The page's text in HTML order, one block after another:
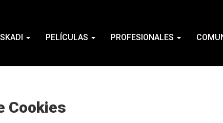
PELÍCULAS PROFESIONALES
Cookies